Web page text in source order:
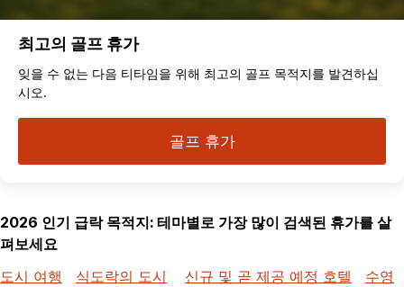
최고의 골프 휴가
잊을 수 없는 다음 티타임을 위해 최고의 골프 목적지를 발견하십
시오.
골프 휴가
2026 인기 급락 목적지: 테마별로 가장 많이 검색된 휴가를 살
펴보세요
도시 여행
식도락의 도시 신규 및 곧 제공 예정 호텔
수영